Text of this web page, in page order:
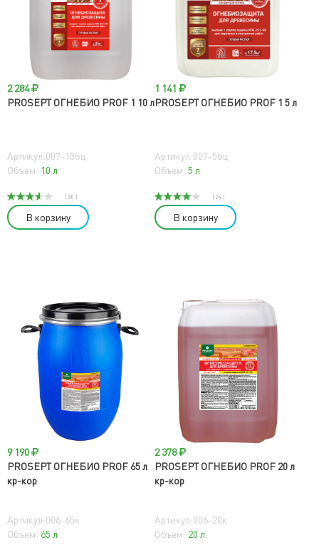
2 284
PROSEPT ОГНЕБИО PROF 1 10 л
Артикул:007-10бц
Объем: 10 л
( 20 )
В корзину
1 141
PROSEPT ОГНЕБИО PROF 1 5 л
Артикул:007-5бц
Объем: 5 л
( 24 )
В корзину
9 190
PROSEPT ОГНЕБИО PROF 65 л
кр-кор
Артикул:006-65к
Объем: 65 л
2 378
PROSEPT ОГНЕБИО PROF 20 л
кр-кор
Артикул:006-20к
Объем: 20 л